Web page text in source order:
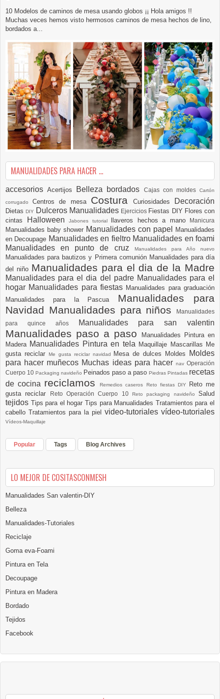
10 Modelos de caminos de mesa usando globos ¡¡ Hola amigos !!
Muchas veces hemos visto hermosos caminos de mesa hechos de lino,
bordados a...
MANUALIDADES PARA HACER ...
accesoriosAcertijos Belleza bordados Cajas con moldesCartón
corrugadoCentros de mesa Costura Curiosidades Decoración
DietasDIY Dulceros Manualidades Ejercicios Fiestas DIY Flores con
cintas
Halloween Jabones tutorial llaveros hechos a mano Manicura
Manualidades baby shower Manualidades con papel
Manualidades
en Decoupage Manualidades en fieltro Manualidades en foami
Manualidades en punto de cruz
Manualidades para Año nuevo
Manualidades para bautizos y Primera comunión Manualidades para día
del niño Manualidades para el dia de la Madre
Manualidades para el dia del padre Manualidades para el
hogar Manualidades para fiestas Manualidades para graduación
Manualidades para la Pascua Manualidades para
Navidad Manualidades para niños
Manualidades
para quince años
Manualidades para san valentin
Manualidades paso a paso
Manualidades Pintura en
Madera Manualidades Pintura en tela Maquillaje Mascarillas Me
gusta reciclar
Me gusta reciclar navidad Mesa de dulces Moldes
Moldes
para hacer muñecos Muchas ideas para hacer nav Operación
Cuerpo 10 Packaging navideño Peinados paso a paso Piedras Pintadas recetas
de cocina reciclamosRemedios caseros Reto fiestas DIY
Reto me
gusta reciclar
Reto Operación Cuerpo 10Reto packaging navideñoSalud
tejidos Tips para el hogarTips para Manualidades Tratamientos para el
cabello Tratamientos para la piel video-tutoriales vídeo-tutoriales
Vídeos-Maquillaje
Popular Tags Blog Archives
LO MEJOR DE COSITASCONMESH
Manualidades San valentin-DIY
Belleza
Manualidades-Tutoriales
Reciclaje
Goma eva-Foami
Pintura en Tela
Decoupage
Pintura en Madera
Bordado
Tejidos
Facebook